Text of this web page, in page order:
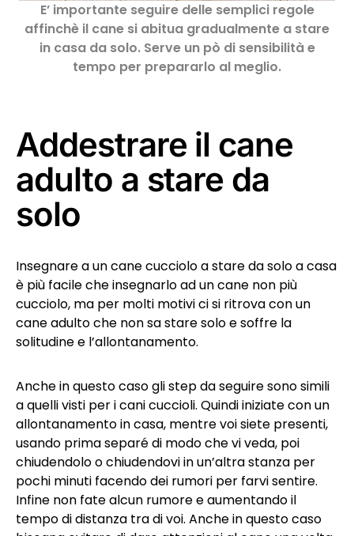
E’ importante seguire delle semplici regole
affinchè il cane si abitua gradualmente a stare
in casa da solo. Serve un pò di sensibilità e
tempo per prepararlo al meglio.
Addestrare il cane
adulto a stare da
solo
Insegnare a un cane cucciolo a stare da solo a casa
è più facile che insegnarlo ad un cane non più
cucciolo, ma per molti motivi ci si ritrova con un
cane adulto che non sa stare solo e soffre la
solitudine e l’allontanamento.
Anche in questo caso gli step da seguire sono simili
a quelli visti per i cani cuccioli. Quindi iniziate con un
allontanamento in casa, mentre voi siete presenti,
usando prima separé di modo che vi veda, poi
chiudendolo o chiudendovi in un’altra stanza per
pochi minuti facendo dei rumori per farvi sentire.
Infine non fate alcun rumore e aumentando il
tempo di distanza tra di voi. Anche in questo caso